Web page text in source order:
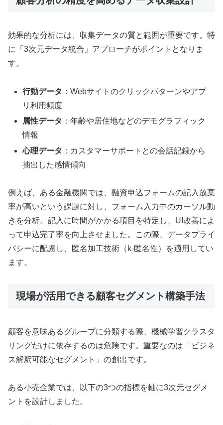
効果的な分析には、収集データの質と範囲が重要です。特
に「3次元データ統合」アプローチがポイントとなりま
す。
行動データ ：Webサイトのクリックパターンやアプ
リ利用頻度
属性データ ：年齢や居住地などのデモグラフィック
情報
心理データ ：カスタマーサポートとの会話記録から
抽出した感情傾向
例えば、ある金融機関では、融資申込フォームの記入放棄
率が高いという課題に対し、フォーム入力中のカーソル動
きを分析。記入に時間がかかる項目を特定し、UI改善によ
って申込完了率を向上させました。この際、データプライ
バシーに配慮し、匿名加工技術（k-匿名性）を適用してい
ます。
現場が活用できる顧客セグメント構築手法
顧客を意味あるグループに分類する際、機械学習クラスタ
リングだけに依存するのは危険です。重要なのは「ビジネ
ス解釈可能なセグメント」の創出です。
ある小売企業では、以下の3つの指標を軸に3次元セグメ
ントを設計しました。